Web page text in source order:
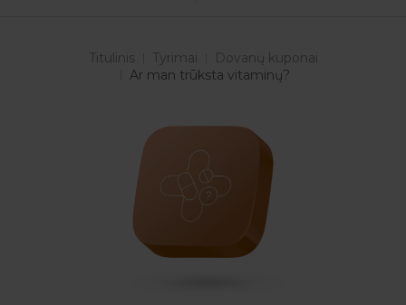
Titulinis Tyrimai
Dovanų kuponai
Ar man trūksta vitaminų?